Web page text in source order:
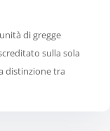
di gregge
sulla sola
distinzione tra